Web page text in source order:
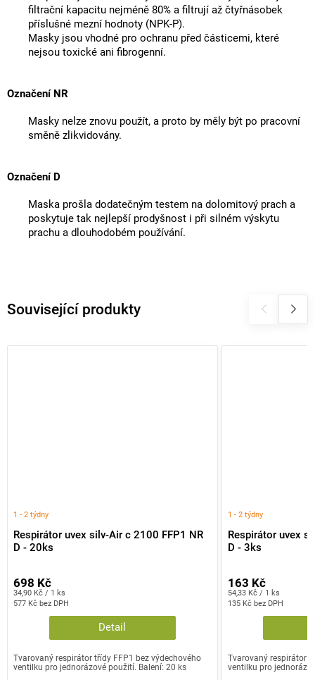
Související produkty
Respirátor uvex silv-Air c 2100 FFP1 NR
D - 20ks
1 - 2 týdny
577 Kč bez DPH
698 Kč
Měrná
cena:
34,90 Kč / 1 ks
Detail
Tvarovaný respirátor třídy FFP1 bez výdechového
ventilku pro jednorázové použití. Balení: 20 ks
Respirátor uvex
D - 3ks
1 - 2 týdny
135 Kč bez DPH
163 Kč
Měrná
cena:
54,33 Kč / 1 ks
Tvarovaný respirátor
ventilku pro
filtrační kapacitu nejméně 80% a filtrují až čtyřnásobek
příslušné mezní hodnoty (NPK-P).
Masky jsou vhodné pro ochranu před částicemi, které
nejsou toxické ani fibrogenní.
Označení NR
Masky nelze znovu použít, a proto by měly být po pracovní
směně zlikvidovány.
Označení D
Maska prošla dodatečným testem na dolomitový prach a
poskytuje tak nejlepší prodyšnost i při silném výskytu
prachu a dlouhodobém používání.